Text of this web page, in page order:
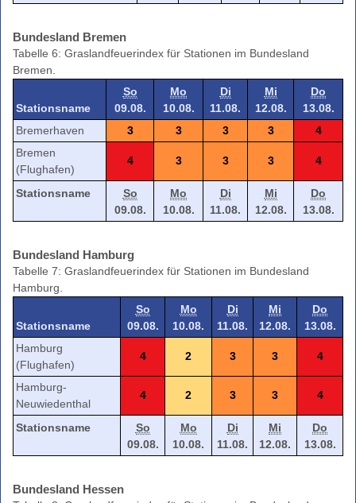
Bundesland Bremen
Tabelle 6: Graslandfeuerindex für Stationen im Bundesland
Bremen.
Stationsname
So
09.08.
Mo
10.08.
Di
11.08.
Mi
12.08.
Do
13.08.
Bremerhaven
3 3 3 3
4
Bremen
(Flughafen)
4 3 3 3 4
Stationsname
So
09.08.
Mo
10.08.
Di
11.08.
Mi
12.08.
Do
13.08.
Bundesland Hamburg
Tabelle 7: Graslandfeuerindex für Stationen im Bundesland
Hamburg.
Stationsname
So
09.08.
Mo
10.08.
Di
11.08.
Mi
12.08.
Do
13.08.
Hamburg
(Flughafen)
4 2 3 3 4
Hamburg-
Neuwiedenthal
4 2 3 3 4
Stationsname
So
09.08.
Mo
10.08.
Di
11.08.
Mi
12.08.
Do
13.08.
Bundesland Hessen